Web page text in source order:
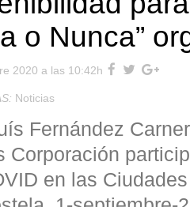
o Nunca”
2020 a las 10:42h
Noticias
Fernández
Corporación
en las